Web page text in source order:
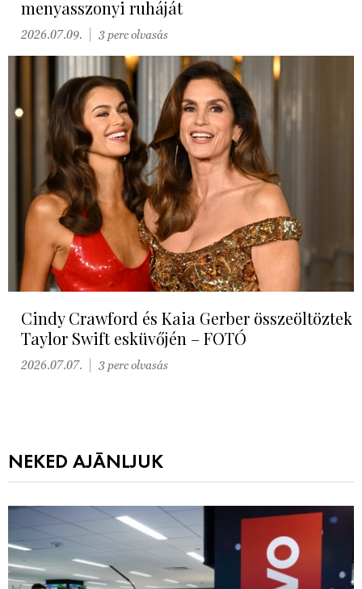
menyasszonyi ruháját
2026.07.09. 3 perc olvasás
Cindy Crawford és Kaia Gerber összeöltöztek
Taylor Swift esküvőjén – FOTÓ
2026.07.07. 3 perc olvasás
NEKED AJÁNLJUK